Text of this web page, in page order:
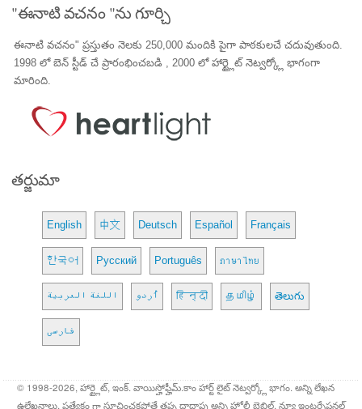
"ఈనాటి వచనం "ను గూర్చి
ఈనాటి వచనం" ప్రస్తుతం నెలకు 250,000 మందికి పైగా పాఠకులచే చదువుతుంది.
1998 లో బెన్ స్టీడ్ చే ప్రారంభించబడి , 2000 లో హార్ట్లైట్ నెట్వర్క్లో భాగంగా
మారింది.
తర్జుమా
English 中文 Deutsch Español Français
한국어 Русский Português ภาษาไทย
اللغة العربية اُردو हिन्दी தமிழ் తెలుగు
فارسی
© 1998-2026, హార్ట్లైట్, ఇంక్. వాయిస్హోఫ్హీమ్.కాం హార్ట్ లైట్ నెట్వర్క్లో భాగం. అన్ని లేఖన
ఉల్లేఖనాలు, ప్రత్యేకం గా సూచించకపోతే తప్ప దాదాపు అన్ని హోలీ బైబిల్, న్యూ ఇంటర్నేషనల్